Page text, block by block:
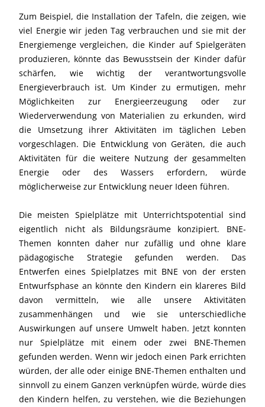
Zum Beispiel, die Installation der Tafeln, die zeigen, wie
viel Energie wir jeden Tag verbrauchen und sie mit der
Energiemenge vergleichen, die Kinder auf Spielgeräten
produzieren, könnte das Bewusstsein der Kinder dafür
schärfen, wie wichtig der verantwortungsvolle
Energieverbrauch ist. Um Kinder zu ermutigen, mehr
Möglichkeiten zur Energieerzeugung oder zur
Wiederverwendung von Materialien zu erkunden, wird
die Umsetzung ihrer Aktivitäten im täglichen Leben
vorgeschlagen. Die Entwicklung von Geräten, die auch
Aktivitäten für die weitere Nutzung der gesammelten
Energie oder des Wassers erfordern, würde
möglicherweise zur Entwicklung neuer Ideen führen.
Die meisten Spielplätze mit Unterrichtspotential sind
eigentlich nicht als Bildungsräume konzipiert. BNE-
Themen konnten daher nur zufällig und ohne klare
pädagogische Strategie gefunden werden. Das
Entwerfen eines Spielplatzes mit BNE von der ersten
Entwurfsphase an könnte den Kindern ein klareres Bild
davon vermitteln, wie alle unsere Aktivitäten
zusammenhängen und wie sie unterschiedliche
Auswirkungen auf unsere Umwelt haben. Jetzt konnten
nur Spielplätze mit einem oder zwei BNE-Themen
gefunden werden. Wenn wir jedoch einen Park errichten
würden, der alle oder einige BNE-Themen enthalten und
sinnvoll zu einem Ganzen verknüpfen würde, würde dies
den Kindern helfen, zu verstehen, wie die Beziehungen